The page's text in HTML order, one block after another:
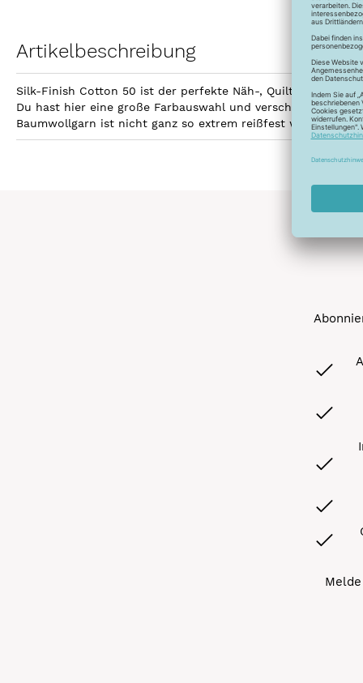
Artikelbeschreibung
Silk-Finish Cotton 50 ist der perfekte Näh-, Quilt- und
Du hast hier eine große Farbauswahl und verschiedene
Baumwollgarn ist nicht ganz so extrem reißfest wie